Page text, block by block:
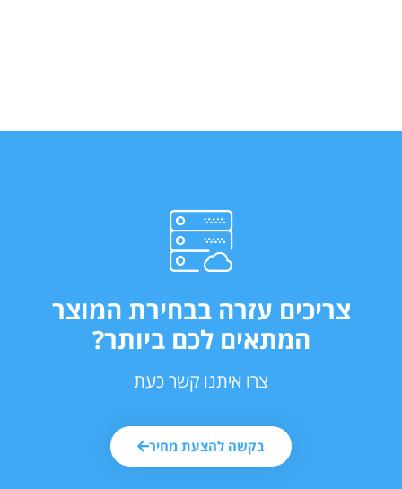
צריכים עזרה בבחירת המוצר
המתאים לכם ביותר?
צרו איתנו קשר כעת
בקשה להצעת מחיר